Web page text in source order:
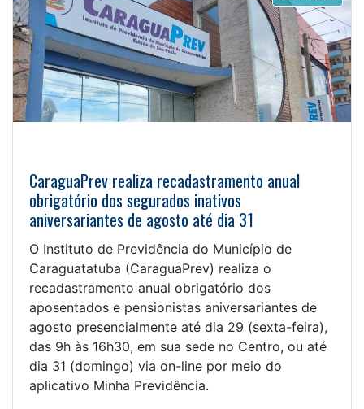
CaraguaPrev realiza recadastramento anual
obrigatório dos segurados inativos
aniversariantes de agosto até dia 31
O Instituto de Previdência do Município de
Caraguatatuba (CaraguaPrev) realiza o
recadastramento anual obrigatório dos
aposentados e pensionistas aniversariantes de
agosto presencialmente até dia 29 (sexta-feira),
das 9h às 16h30, em sua sede no Centro, ou até
dia 31 (domingo) via on-line por meio do
aplicativo Minha Previdência.